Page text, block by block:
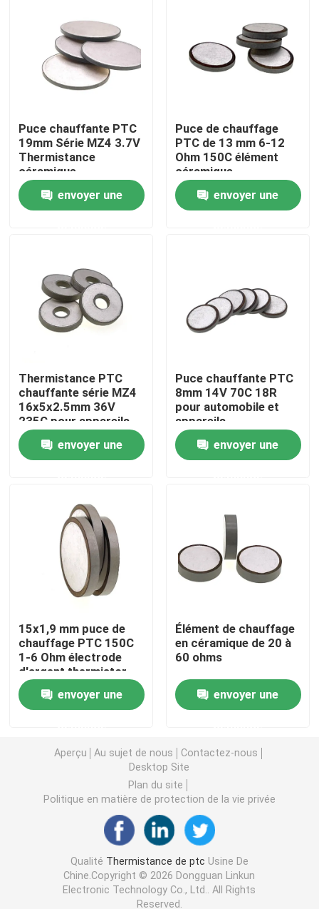
À la maison
À propos de nous
Contrôle de la qualité
Nous contacter
Les affaires
Thermistance de ptc
Puce de chauffage PTC
Thermistors NTC
Le thermistore NTC de puissance
Capteur de température de NTC
Varistance CMS
Puce chauffante PTC
19mm Série MZ4 3.7V
Thermistance
céramique
envoyer une
Puce de chauffage
PTC de 13 mm 6-12
Ohm 150C élément
céramique
envoyer une
Thermistance PTC
chauffante série MZ4
16x5x2.5mm 36V
235C pour appareils
automobiles
envoyer une
Puce chauffante PTC
8mm 14V 70C 18R
pour automobile et
appareils
électroménagers
envoyer une
15x1,9 mm puce de
chauffage PTC 150C
1-6 Ohm électrode
d'argent thermistor
envoyer une
Élément de chauffage
en céramique de 20 à
60 ohms
envoyer une
Aperçu Au sujet de nous
Contactez-nous
Desktop Site
Plan du site
Politique en matière de protection de la vie privée
Qualité Thermistance de ptc Usine De
Chine.Copyright © 2026 Dongguan Linkun
Electronic Technology Co., Ltd.. All Rights
Reserved.